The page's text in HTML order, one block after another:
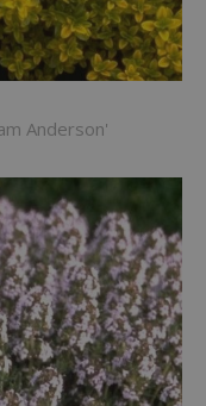
Anderson'